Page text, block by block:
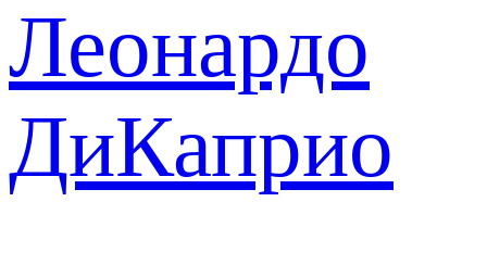
Леонардо
ДиКаприо